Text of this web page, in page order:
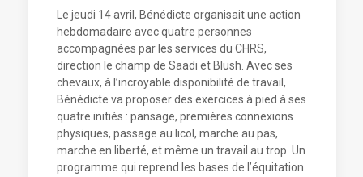
Le jeudi 14 avril, Bénédicte organisait une action
hebdomadaire avec quatre personnes
accompagnées par les services du CHRS,
direction le champ de Saadi et Blush. Avec ses
chevaux, à l’incroyable disponibilité de travail,
Bénédicte va proposer des exercices à pied à ses
quatre initiés : pansage, premières connexions
physiques, passage au licol, marche au pas,
marche en liberté, et même un travail au trop. Un
programme qui reprend les bases de l’équitation